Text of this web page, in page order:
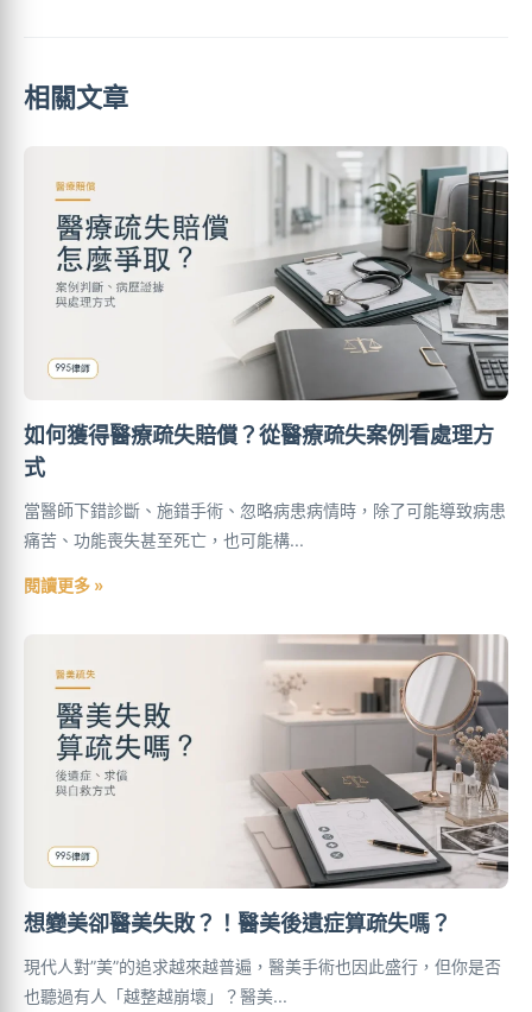
相關文章
如何獲得醫療疏失賠償？從醫療疏失案例看處理方
式
當醫師下錯診斷、施錯手術、忽略病患病情時，除了可能導致病患
痛苦、功能喪失甚至死亡，也可能構...
閱讀更多 »
想變美卻醫美失敗？！醫美後遺症算疏失嗎？
現代人對”美”的追求越來越普遍，醫美手術也因此盛行，但你是否
也聽過有人「越整越崩壞」？醫美...